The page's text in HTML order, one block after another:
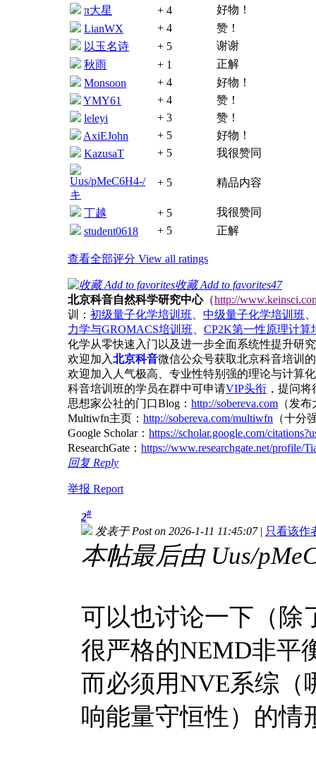
π大星
+ 4
好物！
LianWX
+ 4
赞！
以玉名诗
+ 5
谢谢
秋雨
+ 1
正解
Monsoon
+ 4
好物！
YMY61
+ 4
赞！
leleyi
+ 3
赞！
AxiEJohn
+ 5
好物！
KazusaT
+ 5 我很赞同
Uus/pMeC6H4-/
キ
+ 5 精品内容
丁越 + 5
我很赞同
student0618
+ 5 正解
查看全部评分 View all ratings
收藏 Add to favorites47
北京科音自然科学研究中心（http://
训： 初级量子化学培训班 中级量子化学培训班
力学与GROMACS培训班
CP2K第一性原理计算
化学从零快速入门以及进一步全面系统性提升研
欢迎加入北京科音微信公众号获取北京科音培训
欢迎加入人气极高、专业性特别强的理论与计算
科音培训班的学员在群中可申请VIP头衔 ，提问
思想家公社的门口Blog： http://sobereva.com （发
Multiwfn主页： http://sobereva.com/multiwfn （十分
Google Scholar： https://scholar.google.com/
ResearchGate： https://www.researchgate.net/profile/
回复 Reply
举报 Report
2#
发表于 Post on 2026-1-11 11:45:07 | 只看该作
本帖最后由 Uus/
可以也讨论一下（除
很严格的NEMD非平
而必须用NVE系综（
响能量守恒性）的情